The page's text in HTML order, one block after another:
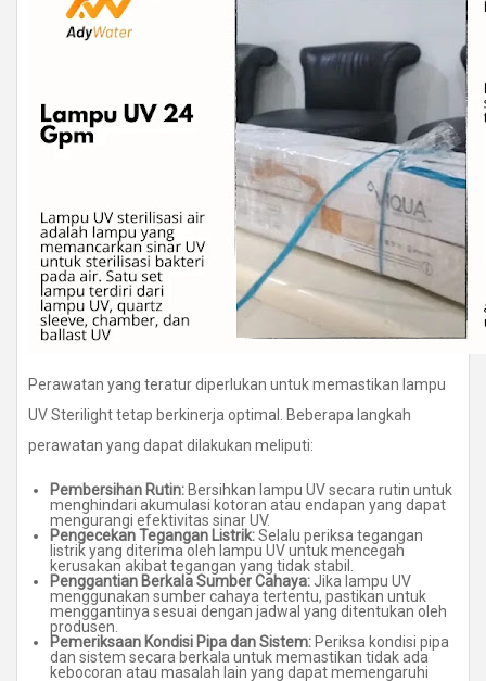
Perawatan yang teratur diperlukan untuk memastikan lampu
UV Sterilight tetap berkinerja optimal. Beberapa langkah
perawatan yang dapat dilakukan meliputi:
Pembersihan Rutin: Bersihkan lampu UV secara rutin untuk
menghindari akumulasi kotoran atau endapan yang dapat
mengurangi efektivitas sinar UV.
Pengecekan Tegangan Listrik:Selalu periksa tegangan
listrik yang diterima oleh lampu UV untuk mencegah
kerusakan akibat tegangan yang tidak stabil.
Penggantian Berkala Sumber Cahaya:Jika lampu UV
menggunakan sumber cahaya tertentu, pastikan untuk
menggantinya sesuai dengan jadwal yang ditentukan oleh
produsen.
Pemeriksaan Kondisi Pipa dan Sistem: Periksa kondisi pipa
dan sistem secara berkala untuk memastikan tidak ada
kebocoran atau masalah lain yang dapat memengaruhi